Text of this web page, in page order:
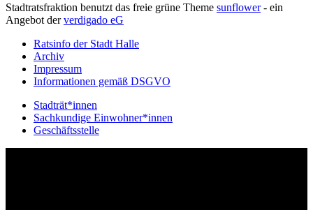
Stadtratsfraktion benutzt das freie grüne Theme sunflower‐ ein
Angebot derverdigado eG
Ratsinfo der Stadt Halle
Archiv
Impressum
Informationen gemäß DSGVO
Stadträt*innen
Sachkundige Einwohner*innen
Geschäftsstelle